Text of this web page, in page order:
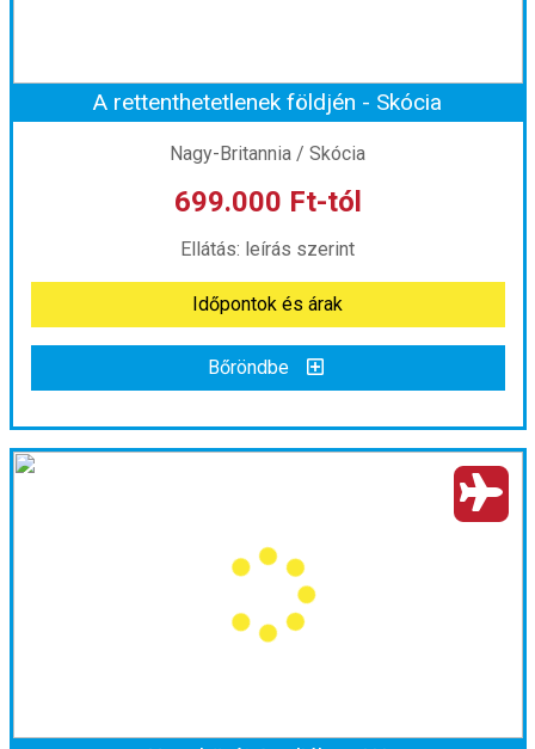
Időpont: 2026-09-10 | 6 éj
már 683.000 Ft-tól
Időpontok és árak
Bőröndbe
A rettenthetetlenek földjén - Skócia
Nagy-Britannia / Skócia
699.000 Ft-tól
Ellátás: leírás szerint
Időpontok és árak
Bőröndbe
A rettenthetetlenek földjén - Skócia
Nagy-Britannia
Város: Edinburgh
Utazás módja:
Repülővel
leírás szerint
Szálláskategória:Program szerint
2 ágyas szoba